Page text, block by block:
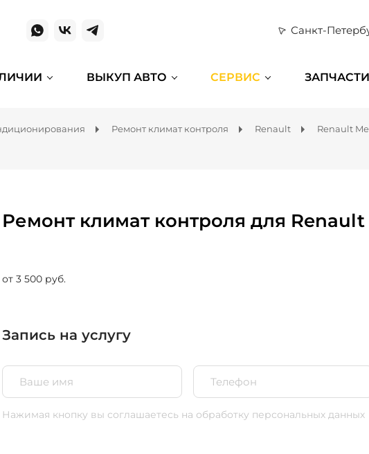
Санкт-
ВЫКУП АВТО СЕРВИС ЗАПЧАСТИ
Ремонт климат контроля Renault Renault
Ремонт климат контроля для Renault
от 3 500 руб.
Запись на услугу
Нажимая кнопку вы соглашаетесь на обработку персональных данных